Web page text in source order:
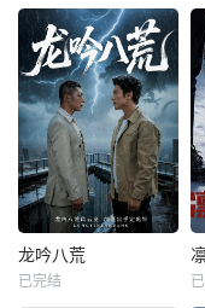
龙吟八荒
已完结